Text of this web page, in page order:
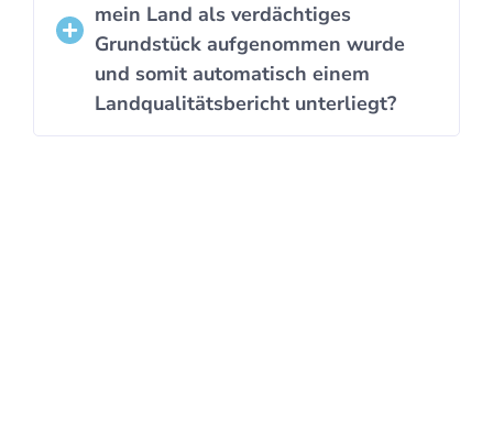
mein Land als verdächtiges
Grundstück aufgenommen wurde
und somit automatisch einem
Landqualitätsbericht unterliegt?